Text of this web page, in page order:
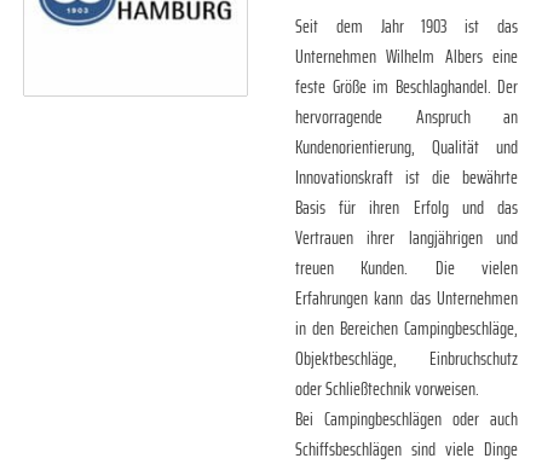
Seit dem Jahr 1903 ist das
Unternehmen Wilhelm Albers eine
feste Größe im Beschlaghandel. Der
hervorragende Anspruch an
Kundenorientierung, Qualität und
Innovationskraft ist die bewährte
Basis für ihren Erfolg und das
Vertrauen ihrer langjährigen und
treuen Kunden. Die vielen
Erfahrungen kann das Unternehmen
in den Bereichen Campingbeschläge,
Objektbeschläge, Einbruchschutz
oder Schließtechnik vorweisen.
Bei Campingbeschlägen oder auch
Schiffsbeschlägen sind viele Dinge